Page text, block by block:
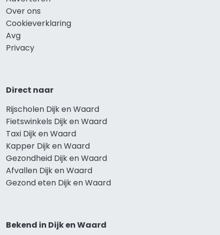
Over ons
Cookieverklaring
Avg
Privacy
Direct naar
Rijscholen Dijk en Waard
Fietswinkels Dijk en Waard
Taxi Dijk en Waard
Kapper Dijk en Waard
Gezondheid Dijk en Waard
Afvallen Dijk en Waard
Gezond eten Dijk en Waard
Bekend in Dijk en Waard